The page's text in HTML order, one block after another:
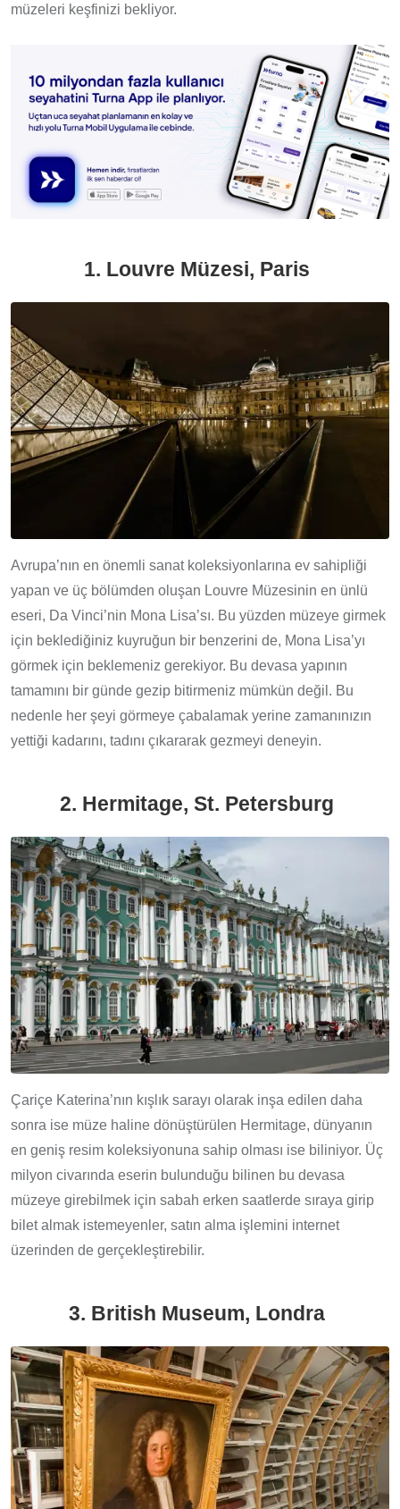
müzeleri keşfinizi bekliyor.
1. Louvre Müzesi, Paris
Avrupa’nın en önemli sanat koleksiyonlarına ev sahipliği
yapan ve üç bölümden oluşan Louvre Müzesinin en ünlü
eseri, Da Vinci’nin Mona Lisa’sı. Bu yüzden müzeye girmek
için beklediğiniz kuyruğun bir benzerini de, Mona Lisa’yı
görmek için beklemeniz gerekiyor. Bu devasa yapının
tamamını bir günde gezip bitirmeniz mümkün değil. Bu
nedenle her şeyi görmeye çabalamak yerine zamanınızın
yettiği kadarını, tadını çıkararak gezmeyi deneyin.
2. Hermitage, St. Petersburg
Çariçe Katerina’nın kışlık sarayı olarak inşa edilen daha
sonra ise müze haline dönüştürülen Hermitage, dünyanın
en geniş resim koleksiyonuna sahip olması ise biliniyor. Üç
milyon civarında eserin bulunduğu bilinen bu devasa
müzeye girebilmek için sabah erken saatlerde sıraya girip
bilet almak istemeyenler, satın alma işlemini internet
üzerinden de gerçekleştirebilir.
3. British Museum, Londra